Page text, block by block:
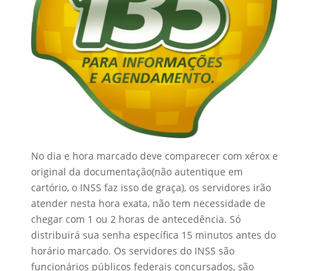
No dia e hora marcado deve comparecer com xérox e
original da documentação(não autentique em
cartório, o INSS faz isso de graça), os servidores irão
atender nesta hora exata, não tem necessidade de
chegar com 1 ou 2 horas de antecedência. Só
distribuirá sua senha específica 15 minutos antes do
horário marcado. Os servidores do INSS são
funcionários públicos federais concursados, são